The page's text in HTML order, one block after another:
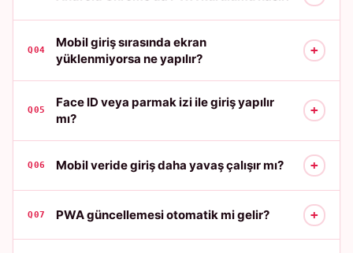
Q04
Mobil giriş sırasında ekran
yüklenmiyorsa ne yapılır?
+
Q05
Face ID veya parmak izi ile giriş yapılır
mı?
+
Q06 Mobil veride giriş daha yavaş çalışır mı? +
Q07 PWA güncellemesi otomatik mi gelir? +